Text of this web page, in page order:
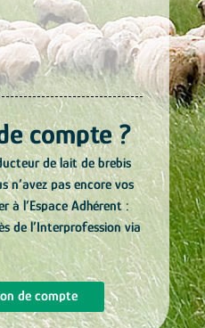
compte ?
de lait de brebis
n’avez pas encore vos
à l’Espace Adhérent :
de l’Interprofession via
de compte